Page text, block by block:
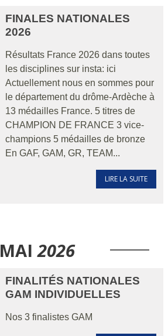
FINALES NATIONALES
2026
Résultats France 2026 dans toutes
les disciplines sur insta: ici
Actuellement nous en sommes pour
le département du drôme-Ardèche à
13 médailles France. 5 titres de
CHAMPION DE FRANCE 3 vice-
champions 5 médailles de bronze
En GAF, GAM, GR, TEAM...
LIRE LA SUITE
MAI 2026
FINALITÉS NATIONALES
GAM INDIVIDUELLES
Nos 3 finalistes GAM